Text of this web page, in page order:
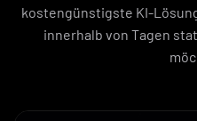
kostengünstigste KI-
innerhalb von Tagen